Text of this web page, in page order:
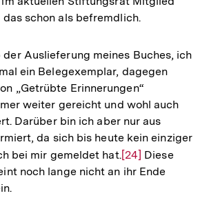
schon als befremdlich.
Auslieferung meines Buches, ich
ein Belegexemplar, dagegen
„Getrübte Erinnerungen“
weiter gereicht und wohl auch
Darüber bin ich aber nur aus
da sich bis heute kein einziger
bei mir gemeldet hat.Zur
Auflösung
[24] Diese
noch lange nicht an ihr Ende